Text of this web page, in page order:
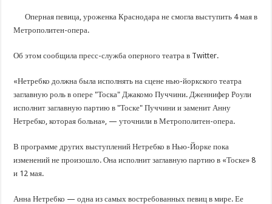
Важные правила обращения в вашу страховую компанию
Стартовал прием заявок на 20-й юбилейный молодежный форум «Регион 93»
Оперная певица, уроженка Краснодара не смогла выступить 4 мая в
Метрополитен-опера.
Об этом сообщила пресс-служба оперного театра в Twitter.
«Нетребко должна была исполнять на сцене нью-йоркского театра
заглавную роль в опере "Тоска" Джакомо Пуччини. Дженнифер Роули
исполнит заглавную партию в "Тоске" Пуччини и заменит Анну
Нетребко, которая больна», — уточнили в Метрополитен-опера.
В программе других выступлений Нетребко в Нью-Йорке пока
изменений не произошло. Она исполнит заглавную партию в «Тоске» 8
и 12 мая.
Анна Нетребко — одна из самых востребованных певиц в мире. Ее